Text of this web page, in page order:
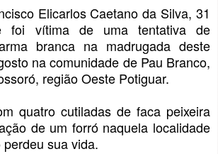
Elicarlos Caetano da Silva, 31
foi vítima de uma tentativa de
branca na madrugada deste
na comunidade de Pau Branco,
região Oeste Potiguar.
quatro cutiladas de faca peixeira
de um forró naquela localidade
sua vida.